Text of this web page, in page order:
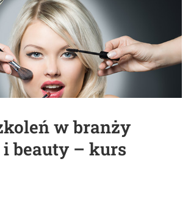
w branży
beauty – kurs